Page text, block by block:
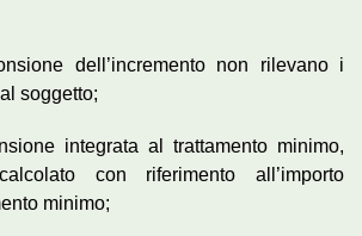
dell’incremento non rilevano i
soggetto;
integrata al trattamento minimo,
con riferimento all’importo
minimo;